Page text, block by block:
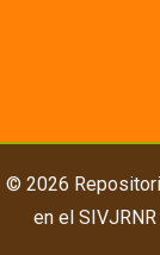
© 2026
en el